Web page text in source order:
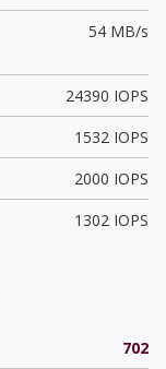
54 MB/s
24390 IOPS
1532 IOPS
2000 IOPS
1302 IOPS
702